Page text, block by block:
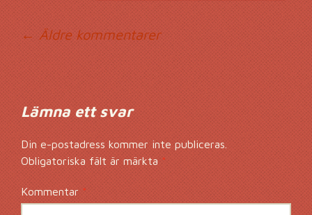
← Äldre kommentarer
Lämna ett svar
Din e-postadress kommer inte publiceras.
Obligatoriska fält är märkta*
Kommentar *